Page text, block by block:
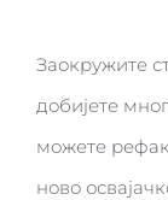
Заокружите
добијете
можете
ново